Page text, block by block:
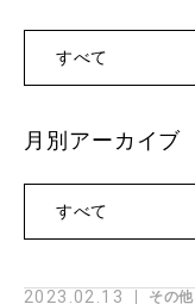
2023.02.13 その他
すべて
月別アーカイブ
すべて